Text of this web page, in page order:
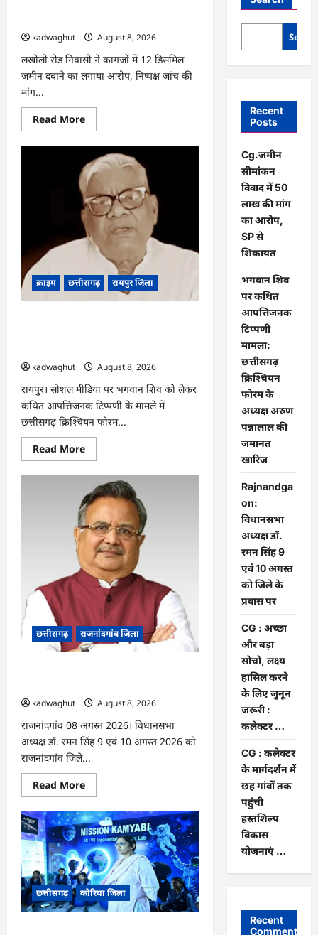
kadwaghut
August 8, 2026
लखोली रोड निवासी ने कागजों में 12 डिसमिल
जमीन दबाने का लगाया आरोप, निष्पक्ष जांच की
मांग...
Read MoreRead
more
Cg.जमीन
सीमांकन
विवाद
में
50
लाख
की
मांग
का
आरोप,
SP
शिकायत
क्राइम छत्तीसगढ़ रायपुर जिला
kadwaghut
August 8, 2026
रायपुर। सोशल मीडिया पर भगवान शिव को लेकर
कथित आपत्तिजनक टिप्पणी के मामले में
छत्तीसगढ़ क्रिश्चियन फोरम...
Read MoreRead
more
भगवान
शिव
पर
कथित
आपत्तिजनक
टिप्पणी
मामला:
छत्तीसगढ़
क्रिश्चियन
फोरम
के
अध्यक्ष
अरुण
पन्नालाल
की
जमानत
खारिज
छत्तीसगढ़ राजनांदगांव जिला
kadwaghut
August 8, 2026
राजनांदगांव 08 अगस्त 2026। विधानसभा
अध्यक्ष डॉ. रमन सिंह 9 एवं 10 अगस्त 2026 को
राजनांदगांव जिले...
Read MoreRead
more
Rajnandgaon:
विधानसभा
अध्यक्ष
डॉ.
रमन
सिंह
9
एवं
10
अगस्त
को
छत्तीसगढ़ कोरिया जिला
Recent
Posts
Cg.जमीन
सीमांकन
विवाद में 50
लाख की मांग
का आरोप,
SP से
शिकायत
भगवान शिव
पर कथित
आपत्तिजनक
टिप्पणी
मामला:
छत्तीसगढ़
क्रिश्चियन
फोरम के
अध्यक्ष अरुण
पन्नालाल की
जमानत
खारिज
Rajnandga
on:
विधानसभा
अध्यक्ष डॉ.
रमन सिंह 9
एवं 10 अगस्त
को जिले के
प्रवास पर
CG : अच्छा
और बड़ा
सोचो, लक्ष्य
हासिल करने
के लिए जुनून
जरूरी :
कलेक्टर …
CG : कलेक्टर
के मार्गदर्शन में
छह गांवों तक
पहुंची
हस्तशिल्प
विकास
योजनाएं …
Recent
Comments